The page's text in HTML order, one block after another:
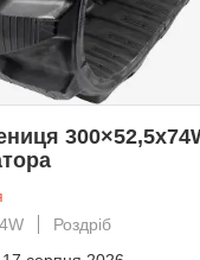
Роздріб